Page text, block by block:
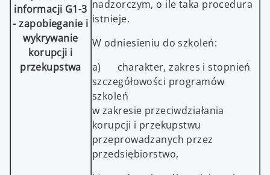
informacji G1-3
- zapobieganie i
wykrywanie
korupcji i
przekupstwa
nadzorczym, o ile taka procedura
istnieje.
W odniesieniu do szkoleń:
a) charakter, zakres i stopnień
szczegółowości programów
szkoleń
w zakresie przeciwdziałania
korupcji i przekupstwu
przeprowadzanych przez
przedsiębiorstwo,